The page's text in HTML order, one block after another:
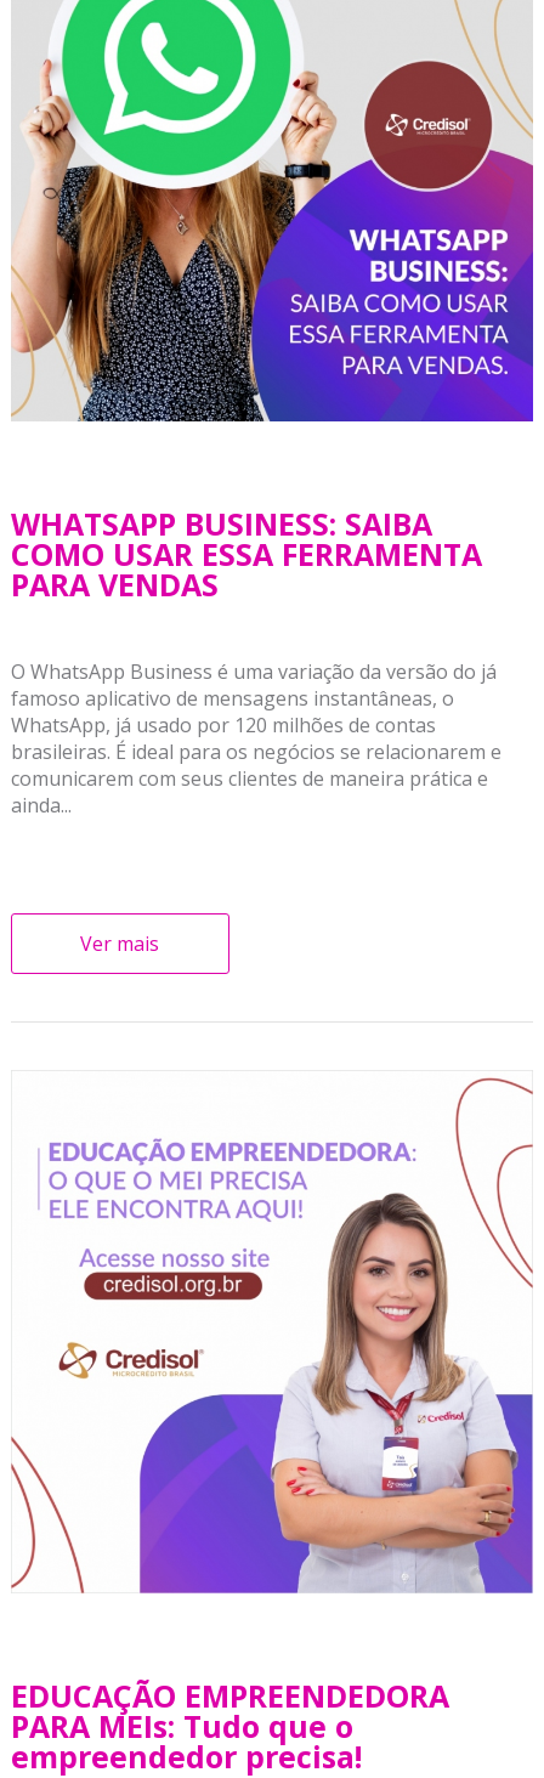
WHATSAPP BUSINESS: SAIBA
COMO USAR ESSA FERRAMENTA
PARA VENDAS
O WhatsApp Business é uma variação da versão do já
famoso aplicativo de mensagens instantâneas, o
WhatsApp, já usado por 120 milhões de contas
brasileiras. É ideal para os negócios se relacionarem e
comunicarem com seus clientes de maneira prática e
ainda...
Ver mais
EDUCAÇÃO EMPREENDEDORA
PARA MEIs: Tudo que o
empreendedor precisa!